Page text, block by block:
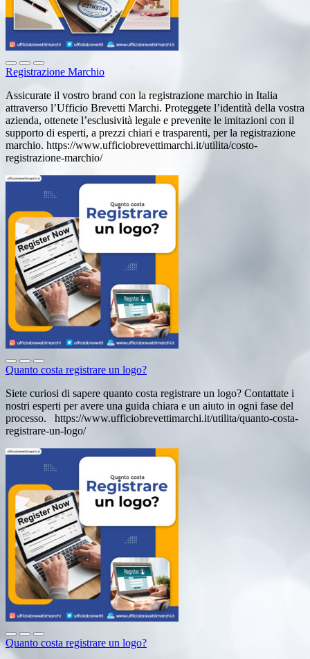
Registrazione Marchio
Assicurate il vostro brand con la registrazione marchio in Italia
attraverso l’Ufficio Brevetti Marchi. Proteggete l’identità della vostra
azienda, ottenete l’esclusività legale e prevenite le imitazioni con il
supporto di esperti, a prezzi chiari e trasparenti, per la registrazione
marchio. https://www.ufficiobrevettimarchi.it/utilita/costo-
registrazione-marchio/
Quanto costa registrare un logo?
Siete curiosi di sapere quanto costa registrare un logo? Contattate i
nostri esperti per avere una guida chiara e un aiuto in ogni fase del
processo. https://www.ufficiobrevettimarchi.it/utilita/quanto-costa-
registrare-un-logo/
Quanto costa registrare un logo?